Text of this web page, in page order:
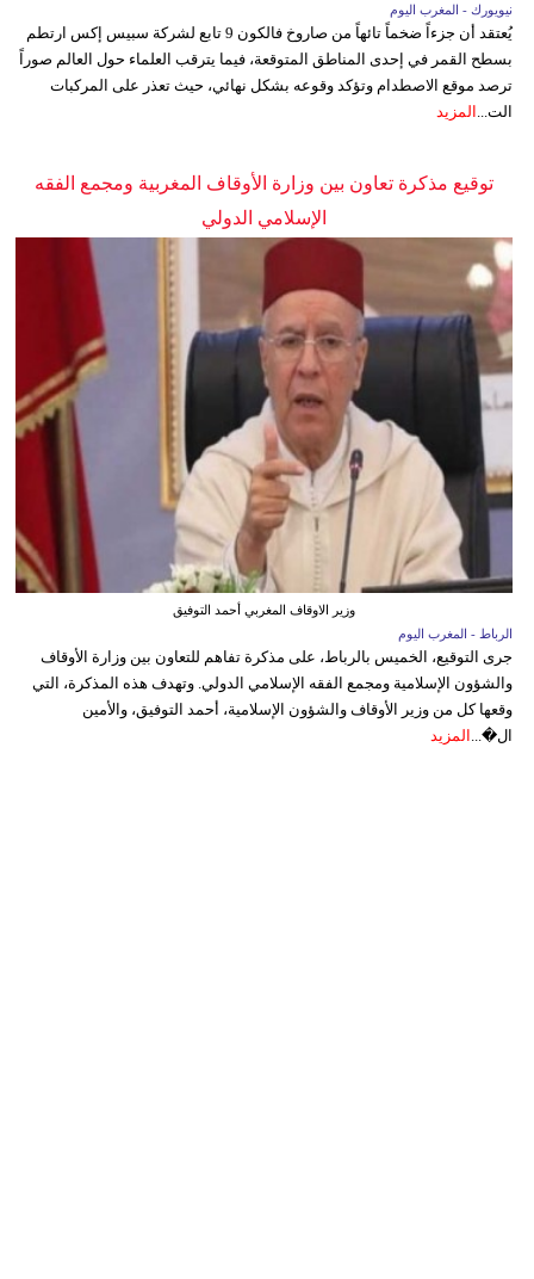
نيويورك - المغرب اليوم
يُعتقد أن جزءاً ضخماً تائهاً من صاروخ فالكون 9 تابع لشركة سبيس إكس ارتطم
بسطح القمر في إحدى المناطق المتوقعة، فيما يترقب العلماء حول العالم صوراً
ترصد موقع الاصطدام وتؤكد وقوعه بشكل نهائي، حيث تعذر على المركبات
الت...
المزيد
توقيع مذكرة تعاون بين وزارة الأوقاف المغربية ومجمع الفقه
الإسلامي الدولي
وزير الاوقاف المغربي أحمد التوفيق
الرباط - المغرب اليوم
جرى التوقيع، الخميس بالرباط، على مذكرة تفاهم للتعاون بين وزارة الأوقاف
والشؤون الإسلامية ومجمع الفقه الإسلامي الدولي. وتهدف هذه المذكرة، التي
وقعها كل من وزير الأوقاف والشؤون الإسلامية، أحمد التوفيق، والأمين
ال�... المزيد